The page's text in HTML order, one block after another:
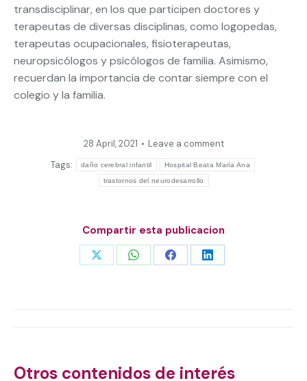
transdisciplinar, en los que participen doctores y
terapeutas de diversas disciplinas, como logopedas,
terapeutas ocupacionales, fisioterapeutas,
neuropsicólogos y psicólogos de familia. Asimismo,
recuerdan la importancia de contar siempre con el
colegio y la familia.
28 April, 2021
Leave a comment
Tags:
daño cerebral infantil Hospital Beata María Ana
trastornos del neurodesarrollo
Compartir esta publicacion
Share Share Share Share
Otros contenidos de interés